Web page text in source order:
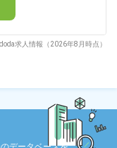
求人情報（2026年8月時点）